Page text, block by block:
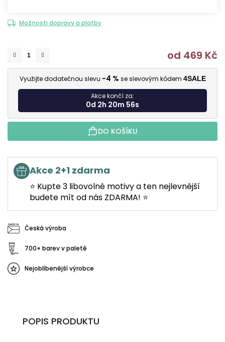
Možnosti dopravy a platby
od 469 Kč
Využijte dodatečnou slevu -4 % se slevovým kódem 4SALE
Akce končí za:
0d 2h 20m 56s
DO KOŠÍKU
Akce 2+1 zdarma
⭐ Kupte 3 libovolné motivy a ten nejlevnější
budete mít od nás ZDARMA! ⭐
Česká výroba
700+ barev v paletě
Nejoblíbenější výrobce
POPIS PRODUKTU